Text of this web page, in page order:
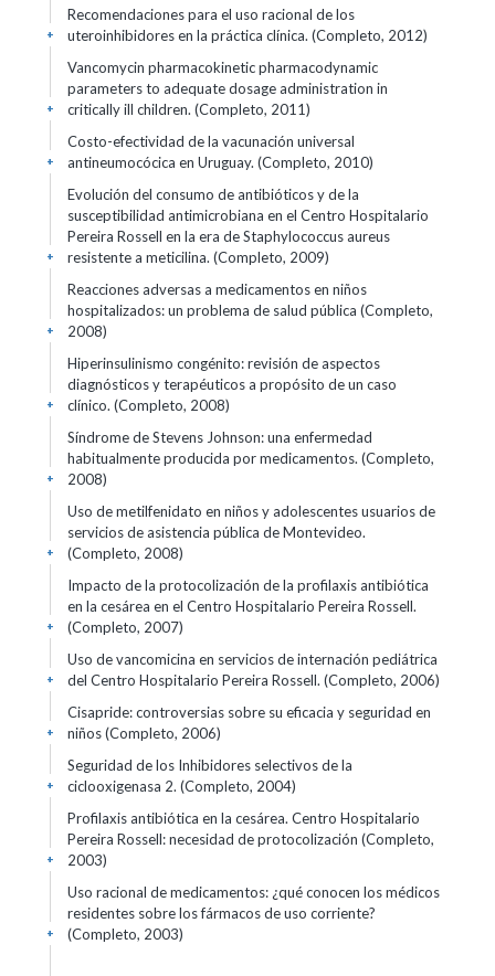
Recomendaciones para el uso racional de los
uteroinhibidores en la práctica clínica. (Completo, 2012)
+
Vancomycin pharmacokinetic pharmacodynamic
parameters to adequate dosage administration in
critically ill children. (Completo, 2011)
+
Costo-efectividad de la vacunación universal
antineumocócica en Uruguay. (Completo, 2010)
+
Evolución del consumo de antibióticos y de la
susceptibilidad antimicrobiana en el Centro Hospitalario
Pereira Rossell en la era de Staphylococcus aureus
resistente a meticilina. (Completo, 2009)
+
Reacciones adversas a medicamentos en niños
hospitalizados: un problema de salud pública (Completo,
2008)
+
Hiperinsulinismo congénito: revisión de aspectos
diagnósticos y terapéuticos a propósito de un caso
clínico. (Completo, 2008)
+
Síndrome de Stevens Johnson: una enfermedad
habitualmente producida por medicamentos. (Completo,
2008)
+
Uso de metilfenidato en niños y adolescentes usuarios de
servicios de asistencia pública de Montevideo.
(Completo, 2008)
+
Impacto de la protocolización de la profilaxis antibiótica
en la cesárea en el Centro Hospitalario Pereira Rossell.
(Completo, 2007)
+
Uso de vancomicina en servicios de internación pediátrica
del Centro Hospitalario Pereira Rossell. (Completo, 2006)
+
Cisapride: controversias sobre su eficacia y seguridad en
niños (Completo, 2006)
+
Seguridad de los Inhibidores selectivos de la
ciclooxigenasa 2. (Completo, 2004)
+
Profilaxis antibiótica en la cesárea. Centro Hospitalario
Pereira Rossell: necesidad de protocolización (Completo,
2003)
+
Uso racional de medicamentos: ¿qué conocen los médicos
residentes sobre los fármacos de uso corriente?
(Completo, 2003)
+